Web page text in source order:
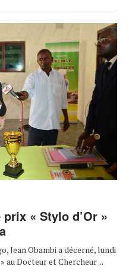
« Stylo d’Or »
Jean Obambi a décerné, lundi
au Docteur et Chercheur ...